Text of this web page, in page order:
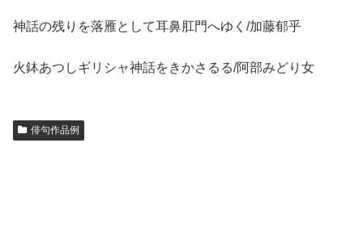
神話の残りを落雁として耳鼻肛門へゆく/加藤郁乎
火鉢あつしギリシャ神話をきかさるる/阿部みどり女
俳句作品例